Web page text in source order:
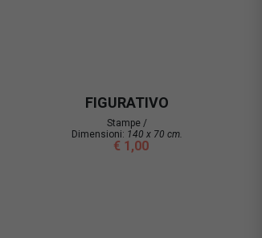
FIGURATIVO
Stampe /
Dimensioni: 140 x 70 cm.
€ 1,00